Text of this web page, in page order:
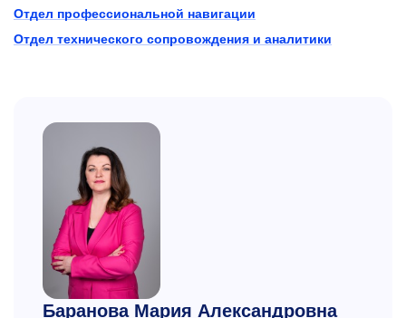
Отдел профессиональной навигации
Отдел технического сопровождения и аналитики
Баранова Мария Александровна